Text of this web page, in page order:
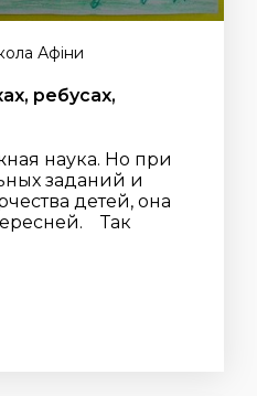
Афіни
ребусах,
наука. Но при
заданий и
детей, она
Так